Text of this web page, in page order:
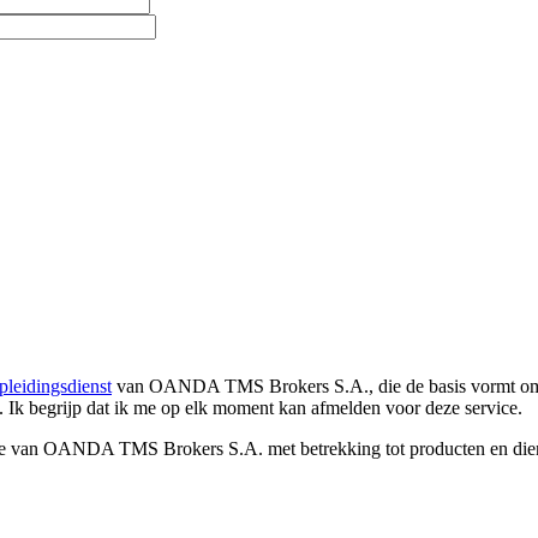
van OANDA TMS Brokers S.A., die de basis vormt
Ik begrijp dat ik me op elk moment kan afmelden voor deze service.
OANDA TMS Brokers S.A. met betrekking tot producten en